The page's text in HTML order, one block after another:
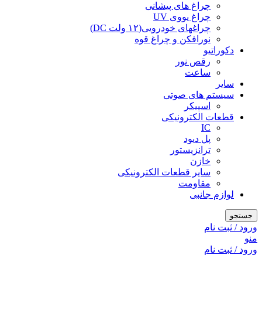
چراغ های پیشانی
چراغ یووی UV
چراغهای خودرویی(۱۲ ولت DC)
نورافکن و چراغ قوه
دکوراتیو
رقص نور
ساعت
سایر
سیستم های صوتی
اسپیکر
قطعات الکترونیکی
IC
پل دیود
ترانزیستور
خازن
سایر قطعات الکترونیکی
مقاومت
لوازم جانبی
جستجو
ورود / ثبت نام
منو
ورود / ثبت نام